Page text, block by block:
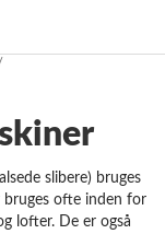
slibere) bruges
bruges ofte inden for
lofter. De er også